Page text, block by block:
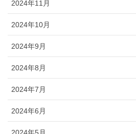
2024年11月
2024年10月
2024年9月
2024年8月
2024年7月
2024年6月